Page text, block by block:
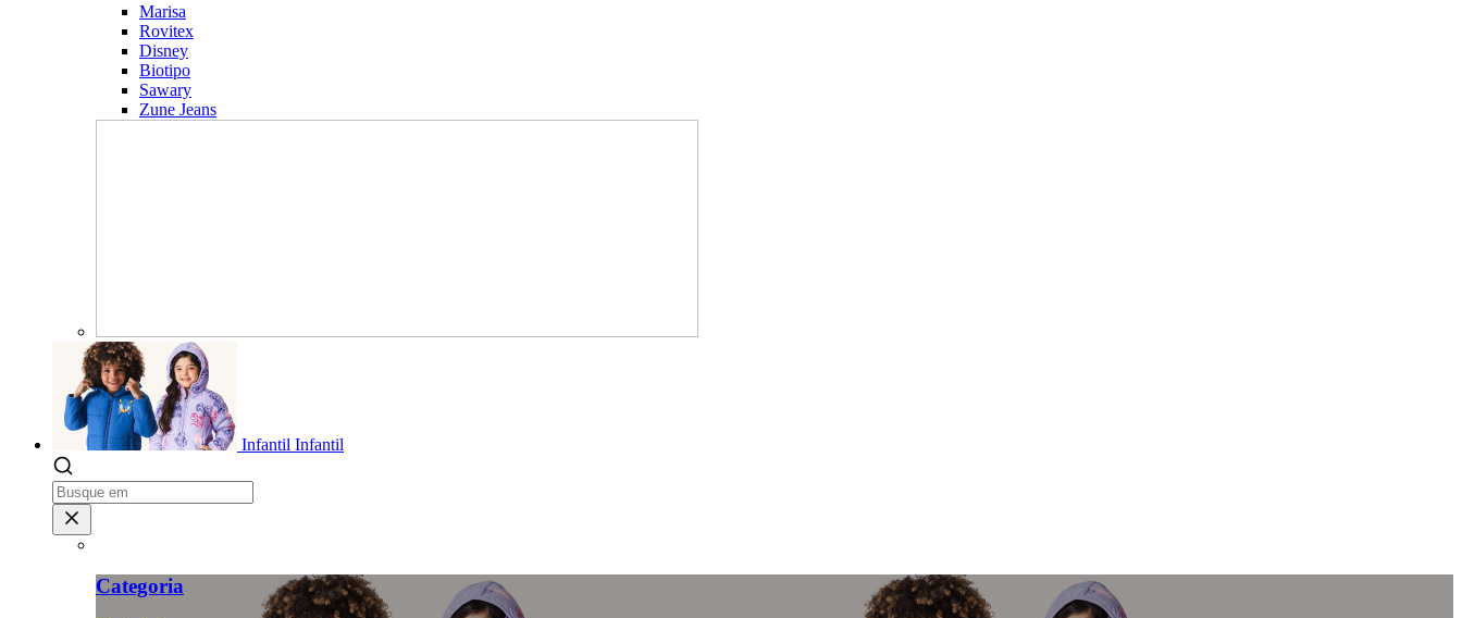
Marisa
Rovitex
Disney
Biotipo
Sawary
Zune Jeans
Infantil Infantil
Categoria